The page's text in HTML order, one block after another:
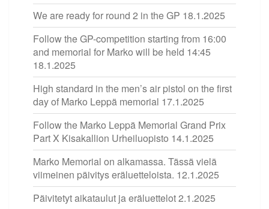
We are ready for round 2 in the GP 18.1.2025
Follow the GP-competition starting from 16:00
and memorial for Marko will be held 14:45
18.1.2025
High standard in the men’s air pistol on the first
day of Marko Leppä memorial 17.1.2025
Follow the Marko Leppä Memorial Grand Prix
Part X Kisakallion Urheiluopisto 14.1.2025
Marko Memorial on alkamassa. Tässä vielä
viimeinen päivitys eräluetteloista. 12.1.2025
Päivitetyt aikataulut ja eräluettelot2.1.2025